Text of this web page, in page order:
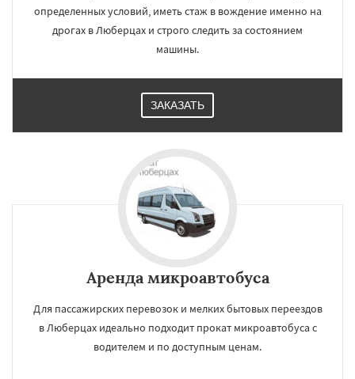
определенных условий, иметь стаж в вождение именно на
дрогах в Люберцах и строго следить за состоянием
машины.
ЗАКАЗАТЬ
Аренда микроавтобуса
Для пассажирских перевозок и мелких бытовых переездов
в Люберцах идеально подходит прокат микроавтобуса с
водителем и по доступным ценам.